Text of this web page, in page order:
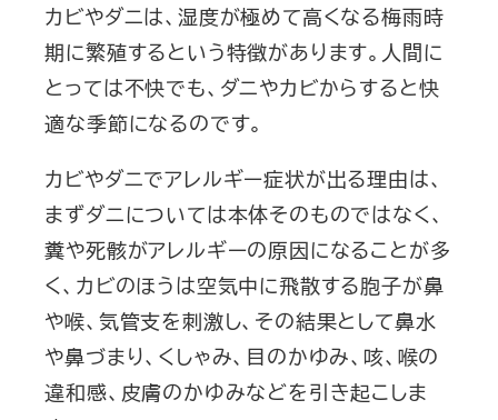
カビやダニは、湿度が極めて高くなる梅雨時
期に繁殖するという特徴があります。人間に
とっては不快でも、ダニやカビからすると快
適な季節になるのです。
カビやダニでアレルギー症状が出る理由は、
まずダニについては本体そのものではなく、
糞や死骸がアレルギーの原因になることが多
く、カビのほうは空気中に飛散する胞子が鼻
や喉、気管支を刺激し、その結果として鼻水
や鼻づまり、くしゃみ、目のかゆみ、咳、喉の
違和感、皮膚のかゆみなどを引き起こしま